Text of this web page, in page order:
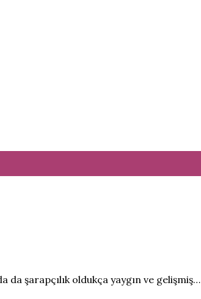
da şarapçılık oldukça yaygın ve gelişmiş…